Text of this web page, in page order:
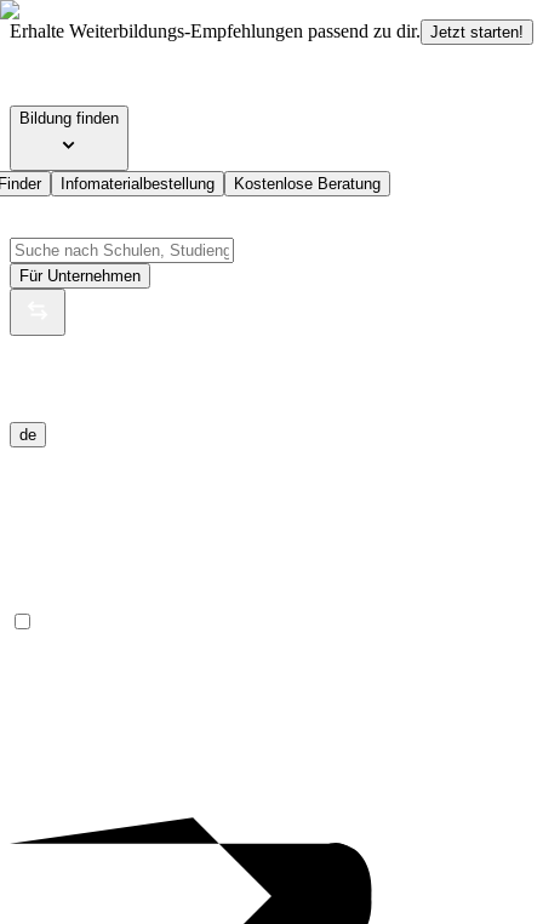
Erhalte Weiterbildungs-Empfehlungen passend zu dir. Jetzt starten!
Bildung finden
Infomaterialbestellung Kostenlose Beratung
Für Unternehmen
de